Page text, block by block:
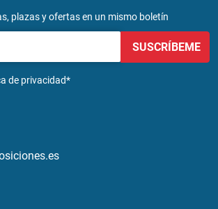
plazas y ofertas en un mismo boletín
de privacidad*
SUSCRÍBEME